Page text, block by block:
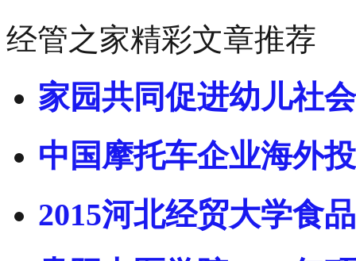
经管之家精彩文章推荐
家园共同促进幼儿社
中国摩托车企业海外
2015河北经贸大学食品